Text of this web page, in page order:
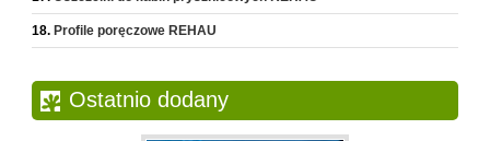
Profile poręczowe REHAU
Ostatnio dodany